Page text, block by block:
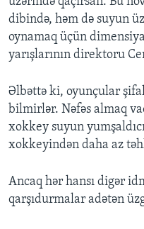
dibində, həm də suyun
oynamaq üçün
yarışlarının direktoru
Əlbəttə ki, oyunçular
bilmirlər. Nəfəs almaq
xokkey suyun
xokkeyindən daha az
Ancaq hər hansı digər
qarşıdurmalar adətən